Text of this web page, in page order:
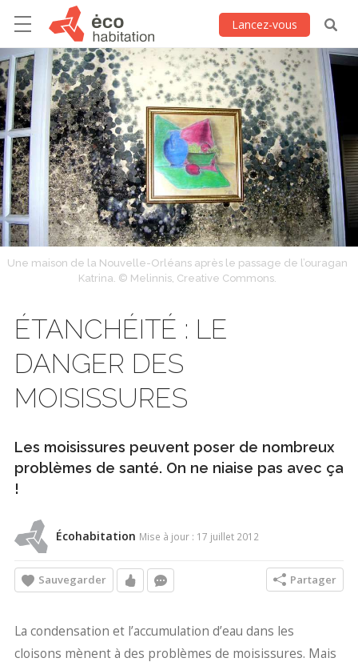
Lancez-vous
Une maison de la Nouvelle-Orléans après le passage de l’ouragan
Katrina. © Melinnis, Creative Commons.
ÉTANCHÉITÉ : LE
DANGER DES
MOISISSURES
Les moisissures peuvent poser de nombreux
problèmes de santé. On ne niaise pas avec ça
!
Écohabitation Mise à jour : 17 juillet 2012
Sauvegarder Partager
La condensation et l’accumulation d’eau dans les
cloisons mènent à des problèmes de moisissures. Mais